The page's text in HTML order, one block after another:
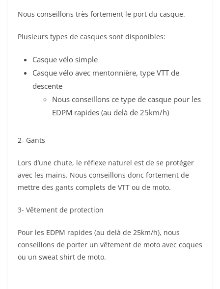
Nous conseillons très fortement le port du casque.
Plusieurs types de casques sont disponibles:
Casque vélo simple
Casque vélo avec mentonnière, type VTT de
descente
Nous conseillons ce type de casque pour les
EDPM rapides (au delà de 25km/h)
2- Gants
Lors d’une chute, le réflexe naturel est de se protéger
avec les mains. Nous conseillons donc fortement de
mettre des gants complets de VTT ou de moto.
3- Vêtement de protection
Pour les EDPM rapides (au delà de 25km/h), nous
conseillons de porter un vêtement de moto avec coques
ou un sweat shirt de moto.